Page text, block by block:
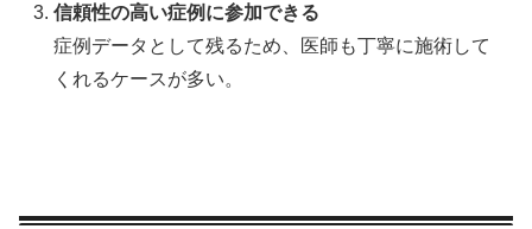
信頼性の高い症例に参加できる
症例データとして残るため、医師も丁寧に施術して
くれるケースが多い。